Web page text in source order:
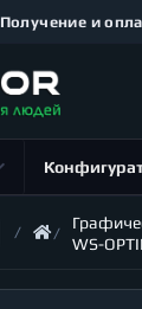
Получение и
WS-